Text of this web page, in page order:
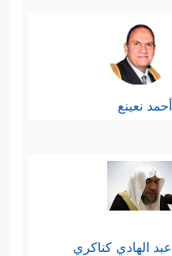
أحمد نعينع
عبد الهادي كناكري